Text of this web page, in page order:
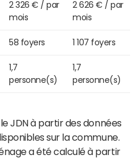
2 326 € / par
mois
2 626 € / par
mois
58 foyers 1 107 foyers
1,7
personne(s)
1,7
personne(s)
JDN à partir des données
sur la commune.
a été calculé à partir